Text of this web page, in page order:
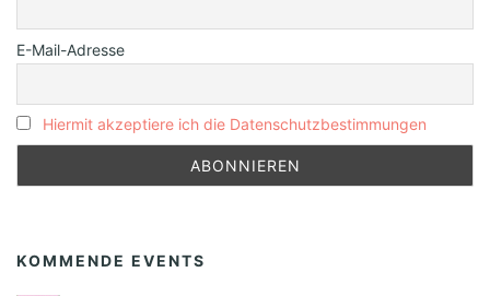
E-Mail-Adresse
Hiermit akzeptiere ich die Datenschutzbestimmungen
KOMMENDE EVENTS